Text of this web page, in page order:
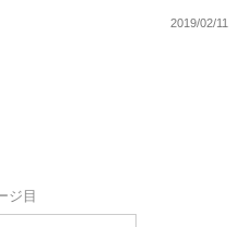
2019/02/11
ジ目